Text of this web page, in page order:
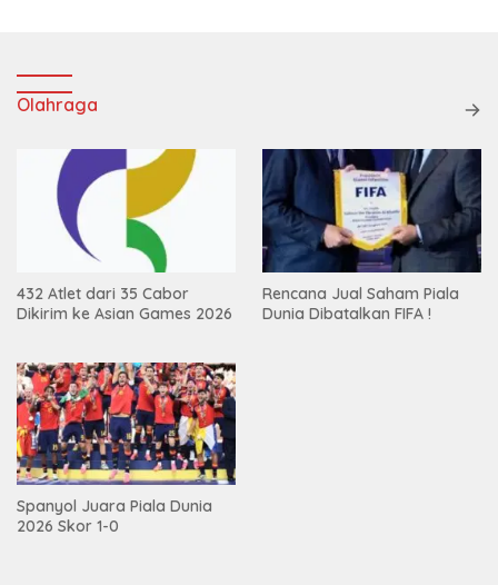
Olahraga
432 Atlet dari 35 Cabor
Dikirim ke Asian Games 2026
Rencana Jual Saham Piala
Dunia Dibatalkan FIFA !
Spanyol Juara Piala Dunia
2026 Skor 1-0